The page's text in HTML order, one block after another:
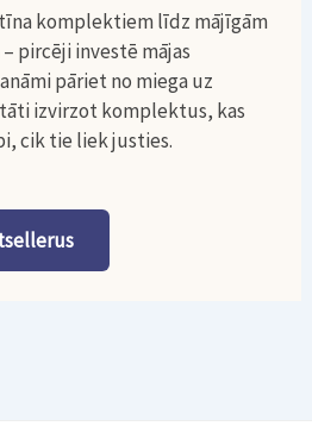
komplektiem līdz mājīgām
pircēji investē mājas
pāriet no miega uz
izvirzot komplektus, kas
cik tie liek justies.